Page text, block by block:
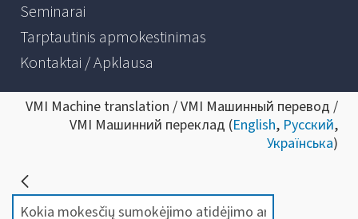
Seminarai
Tarptautinis apmokestinimas
Kontaktai / Apklausa
VMI Machine translation / VMI Машинный перевод /
VMI Машинний переклад (English, Русский,
Українська)